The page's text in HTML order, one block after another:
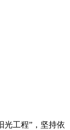
光工程”，坚持依